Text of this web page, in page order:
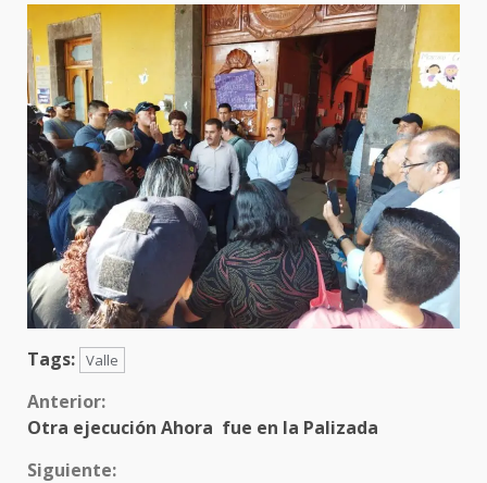
Tags: Valle
Sigue
leyendo
Anterior:
Otra ejecución Ahora fue en la Palizada
Siguiente: